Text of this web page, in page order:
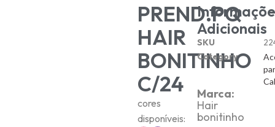
PREND.PQ
HAIR
BONITINHO
C/24
cores
disponíveis:
Adicionais
SKU
Category
Marca:
Hair
bonitinho